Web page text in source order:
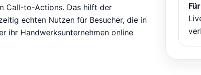
Call-to-Actions. Das hilft der
echten Nutzen für Besucher, die in
ihr Handwerksunternehmen online